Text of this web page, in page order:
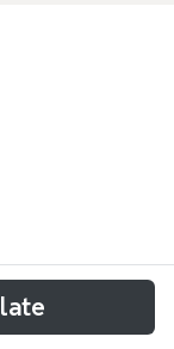
del
testigos y